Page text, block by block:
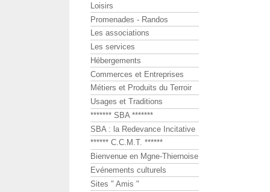
Loisirs
Promenades - Randos
Les associations
Les services
Hébergements
Commerces et Entreprises
Métiers et Produits du Terroir
Usages et Traditions
******* SBA *******
SBA : la Redevance Incitative
****** C.C.M.T. ******
Bienvenue en Mgne-Thiernoise
Evénements culturels
Sites " Amis "